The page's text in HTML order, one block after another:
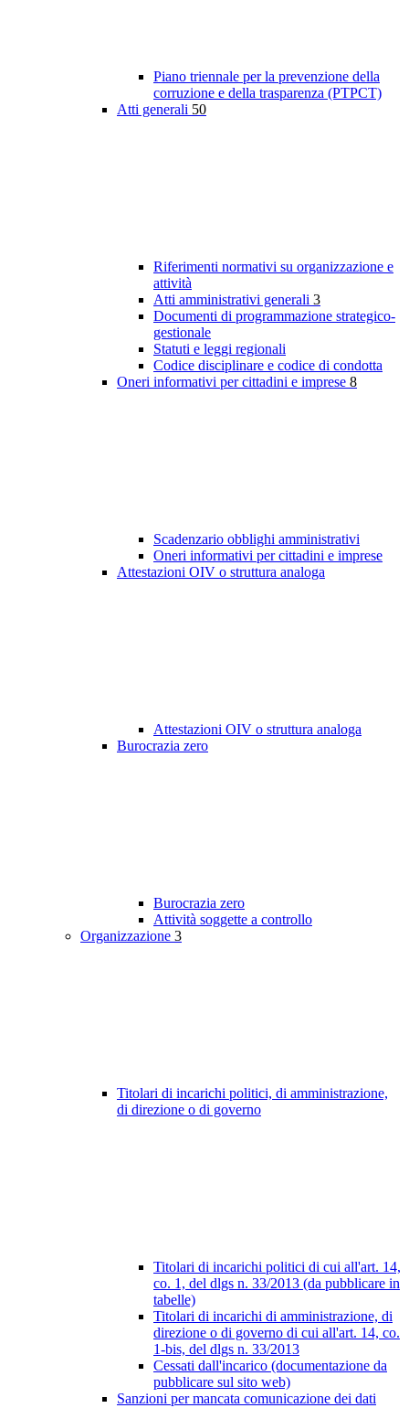
Piano triennale per la prevenzione della
corruzione e della trasparenza (PTPCT)
Atti generali 50
Riferimenti normativi su organizzazione e
attività
Atti amministrativi generali 3
Documenti di programmazione strategico-
gestionale
Statuti e leggi regionali
Codice disciplinare e codice di condotta
Oneri informativi per cittadini e imprese 8
Scadenzario obblighi amministrativi
Oneri informativi per cittadini e imprese
Attestazioni OIV o struttura analoga
Attestazioni OIV o struttura analoga
Burocrazia zero
Burocrazia zero
Attività soggette a controllo
Organizzazione 3
Titolari di incarichi politici, di amministrazione,
di direzione o di governo
Titolari di incarichi politici di cui all'art. 14,
co. 1, del dlgs n. 33/2013 (da pubblicare in
tabelle)
Titolari di incarichi di amministrazione, di
direzione o di governo di cui all'art. 14, co.
1-bis, del dlgs n. 33/2013
Cessati dall'incarico (documentazione da
pubblicare sul sito web)
Sanzioni per mancata comunicazione dei dati